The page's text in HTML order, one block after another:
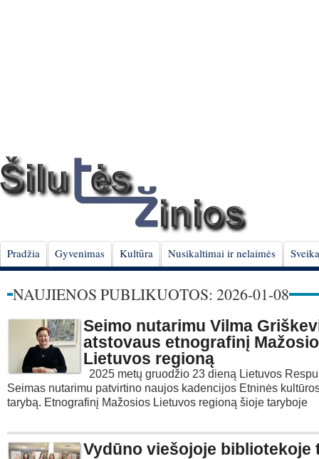
Pradžia Gyvenimas Kultūra Nusikaltimai ir nelaimės
NAUJIENOS PUBLIKUOTOS: 2026-01-08
Seimo nutarimu Vilma
atstovaus etnografinį
Lietuvos regioną
2025 metų gruodžio 23 dieną Lietuvos
Seimas nutarimu patvirtino naujos kadencijos Etninės
tarybą. Etnografinį Mažosios Lietuvos regioną šioje taryboje
Vydūno viešojoje bibliotekoje